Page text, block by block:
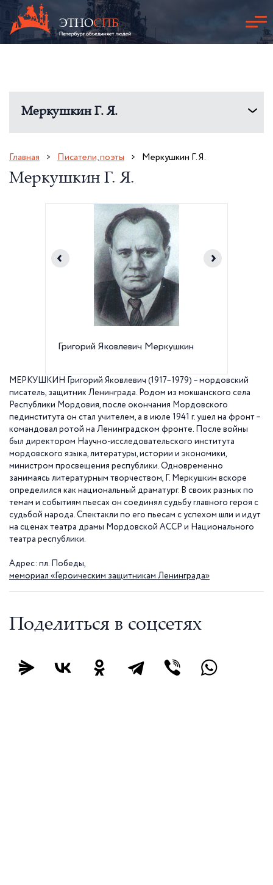
Меркушкин Г. Я.
Главная Писатели, поэты Меркушкин Г. Я.
Меркушкин Г. Я.
Григорий Яковлевич Меркушкин
МЕРКУШКИН Григорий Яковлевич (1917–1979) – мордовский
писатель, защитник Ленинграда. Родом из мокшанского села
Республики Мордовия, после окончания Мордовского
пединститута он стал учителем, а в июле 1941 г. ушел на фронт –
командовал ротой на Ленинградском фронте. После войны
был директором Научно-исследовательского института
мордовского языка, литературы, истории и экономики,
министром просвещения республики. Одновременно
занимаясь литературным творчеством, Г. Меркушкин вскоре
определился как национальный драматург. В своих разных по
темам и событиям пьесах он соединял судьбу главного героя с
судьбой народа. Спектакли по его пьесам с успехом шли и идут
на сценах театра драмы Мордовской АССР и Национального
театра республики.
Адрес: пл. Победы,
мемориал «Героическим защитникам Ленинграда»
Поделиться в соцсетях